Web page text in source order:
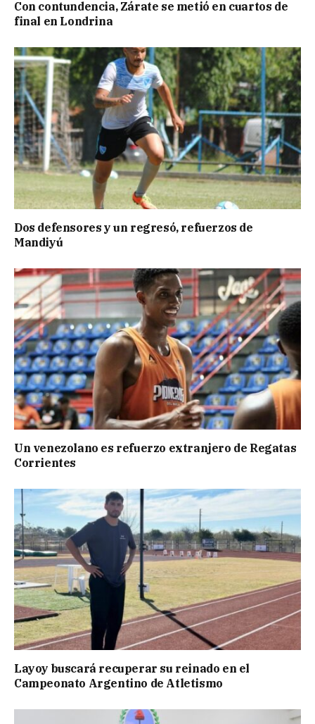
Con contundencia, Zárate se metió en cuartos de
final en Londrina
Dos defensores y un regresó, refuerzos de
Mandiyú
Un venezolano es refuerzo extranjero de Regatas
Corrientes
Layoy buscará recuperar su reinado en el
Campeonato Argentino de Atletismo